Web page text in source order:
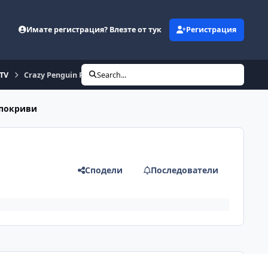
Имате регистрация? Влезте от тук Регистрация
Crazy Penguin PartySearch...
Сподели Последователи